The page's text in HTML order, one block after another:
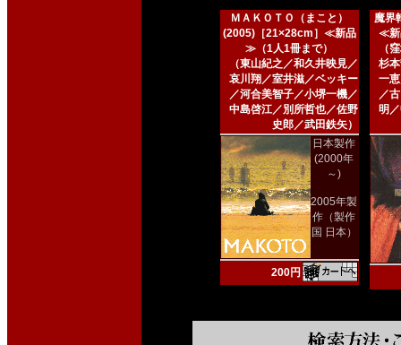
ＭＡＫＯＴＯ（まこと）
(2005)［21×28cm］≪新品
≫（1人1冊まで）
（東山紀之／和久井映見／
哀川翔／室井滋／ベッキー
／河合美智子／小堺一機／
中島啓江／別所哲也／佐野
史郎／武田鉄矢）
日本製作
(2000年
～)
2005年製
作（製作
国 日本）
200円
魔界
≪新
（
杉
一
／
明